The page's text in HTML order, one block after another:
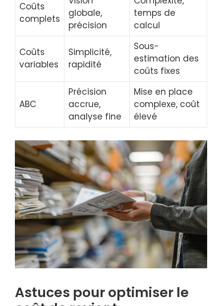
Coûts
complets
globale,
précision
temps de
calcul
Coûts
variables
Simplicité,
rapidité
Sous-
estimation des
coûts fixes
ABC
Précision
accrue,
analyse fine
Mise en place
complexe, coût
élevé
Astuces pour optimiser le